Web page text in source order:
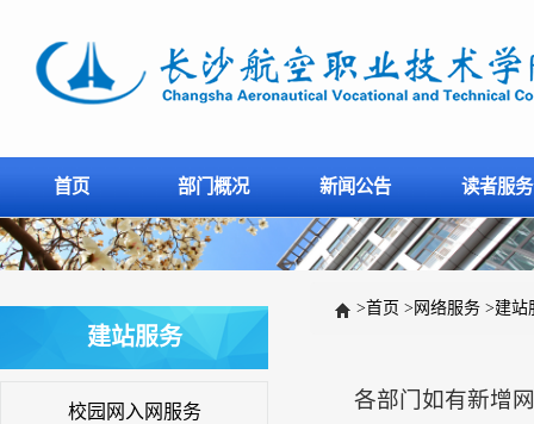
首页 部门概况 新闻公告 读者服务
>首页 >网络服务 >建站
各部门如有新增
建站服务
校园网入网服务